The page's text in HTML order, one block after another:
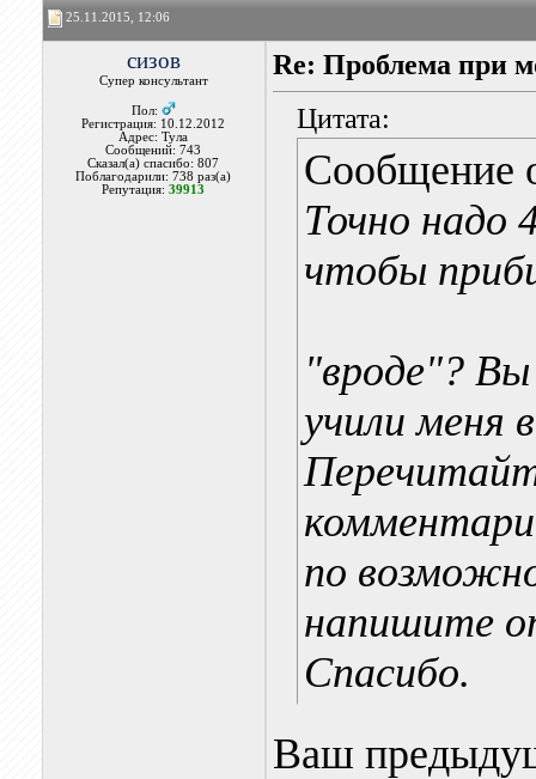
25.11.2015, 12:06
сизов
Супер консультант
Пол:
Регистрация: 10.12.2012
Адрес: Тула
Сообщений: 743
Сказал(а) спасибо: 807
Поблагодарили: 738 раз(а)
Репутация:39913
Re: Проблема при
Цитата:
Сообщение
Точно надо
чтобы
"вроде"?
учили меня
по
напишите
Спасибо.
Ваш